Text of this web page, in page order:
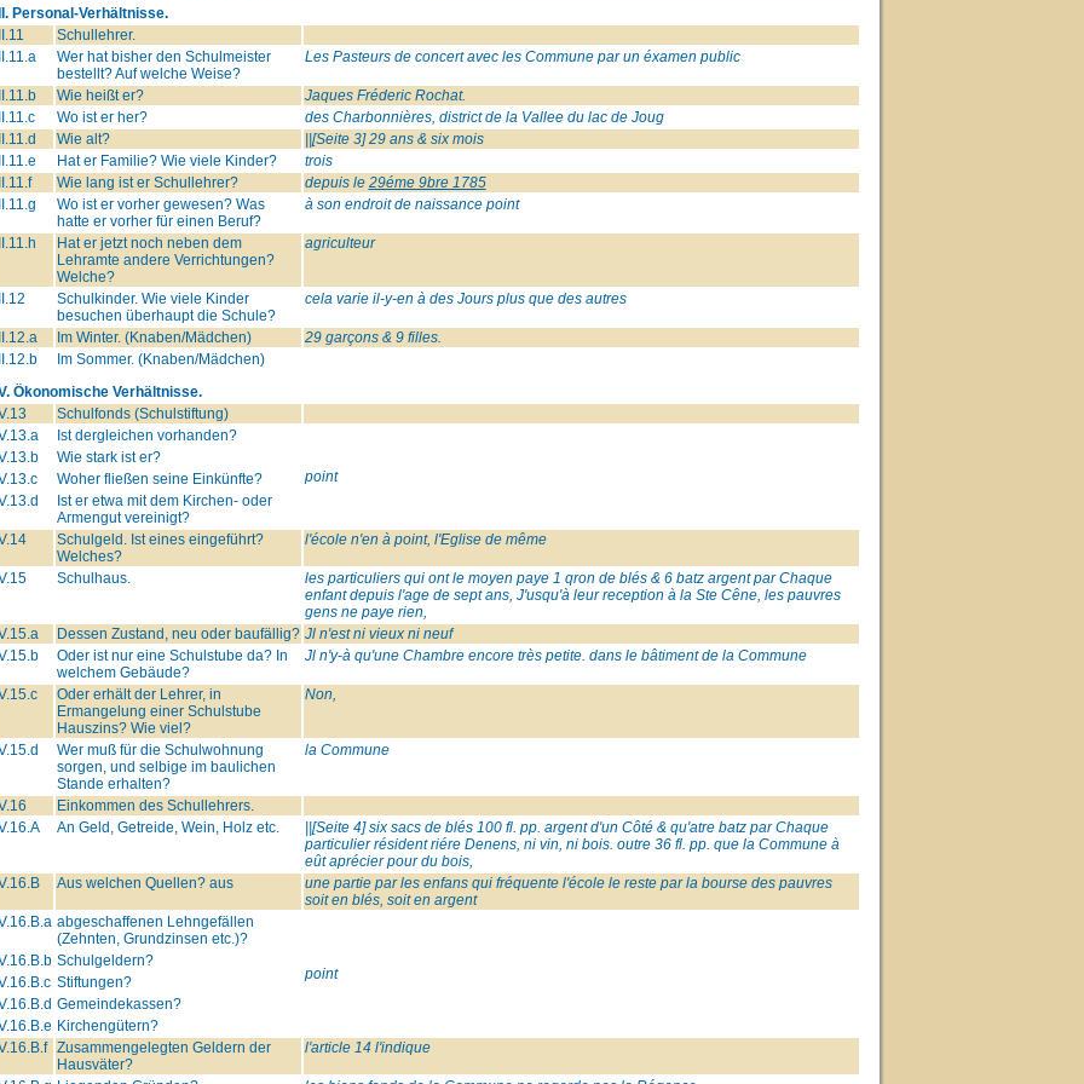
Personal-Verhältnisse.
Schullehrer.
Wer hat bisher den Schulmeister
bestellt? Auf welche Weise?
Les Pasteurs de concert avec les Commune par un éxamen public
Wie heißt er?
Jaques Fréderic Rochat.
Wo ist er her?
des Charbonnières, district de la Vallee du lac de Joug
Wie alt?
||[Seite 3] 29 ans & six mois
Hat er Familie? Wie viele Kinder?
trois
Wie lang ist er Schullehrer? depuis le 29éme 9bre 1785
Wo ist er vorher gewesen? Was
hatte er vorher für einen Beruf?
à son endroit de naissance point
Hat er jetzt noch neben dem
Lehramte andere Verrichtungen?
Welche?
agriculteur
Schulkinder. Wie viele Kinder
besuchen überhaupt die Schule?
cela varie il-y-en à des Jours plus que des autres
Im Winter. (Knaben/Mädchen)
29 garçons & 9 filles.
Im Sommer. (Knaben/Mädchen)
Ökonomische Verhältnisse.
Schulfonds (Schulstiftung)
Ist dergleichen vorhanden?
point
Wie stark ist er?
Woher fließen seine Einkünfte?
Ist er etwa mit dem Kirchen- oder
Armengut vereinigt?
Schulgeld. Ist eines eingeführt?
Welches?
l'école n'en à point, l'Eglise de même
Schulhaus.
les particuliers qui ont le moyen paye 1 qron de blés & 6 batz argent par Chaque
enfant depuis l'age de sept ans, J'usqu'à leur reception à la Ste Cêne, les pauvres
gens ne paye rien,
Dessen Zustand, neu oder baufällig? Jl n'est ni vieux ni neuf
Oder ist nur eine Schulstube da? In
welchem Gebäude?
Jl n'y-à qu'une Chambre encore très petite. dans le bâtiment de la Commune
Oder erhält der Lehrer, in
Ermangelung einer Schulstube
Hauszins? Wie viel?
Non,
Wer muß für die Schulwohnung
sorgen, und selbige im baulichen
Stande erhalten?
la Commune
Einkommen des Schullehrers.
An Geld, Getreide, Wein, Holz etc.
||[Seite 4] six sacs de blés 100 fl. pp. argent d'un Côté & qu'atre batz par Chaque
particulier résident riére Denens, ni vin, ni bois. outre 36 fl. pp. que la Commune à
eût aprécier pour du bois,
Aus welchen Quellen? aus
une partie par les enfans qui fréquente l'école le reste par la bourse des pauvres
soit en blés, soit en argent
abgeschaffenen Lehngefällen
(Zehnten, Grundzinsen etc.)?
point
Schulgeldern?
Stiftungen?
Gemeindekassen?
Kirchengütern?
Zusammengelegten Geldern der
Hausväter?
l'article 14 l'indique